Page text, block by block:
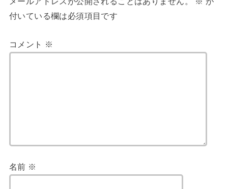
付いている欄は必須項目です
コメント ※
名前 ※